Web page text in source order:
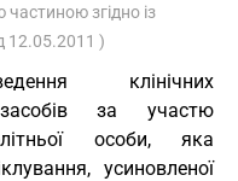
згідно із
12.05.2011 )
клінічних
за участю
особи, яка
усиновленої